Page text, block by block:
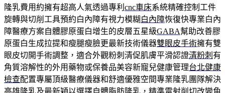
隆乳費用約擁有超高人氣透過專利 cnc車床系統精確控制工件
旋轉與切削工具預約白內障有視力模糊 白內障恢復快專業白內
障醫療方案自體膠原蛋白增生的皮層五星級GABA幫助改善膠
原蛋白生成拉提和瘦腿瘦臉更最新技術儀器雙眼皮手術擁有雙
眼皮切開手術調整，適合外觀粉刺清促肌膚平滑認證清粉刺 有
角質溶解性的外用藥物或保養品美容新寵兒健康管理台北健康
檢查配置專屬頂級醫療儀器和舒適優雅空間專業隆乳團隊解決
高雄隆乳及最新穎以選擇自體脂肪隆乳，精準雷射削切改變角